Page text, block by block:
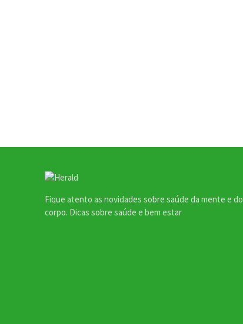
Fique atento as novidades sobre saúde da mente e do
corpo. Dicas sobre saúde e bem estar